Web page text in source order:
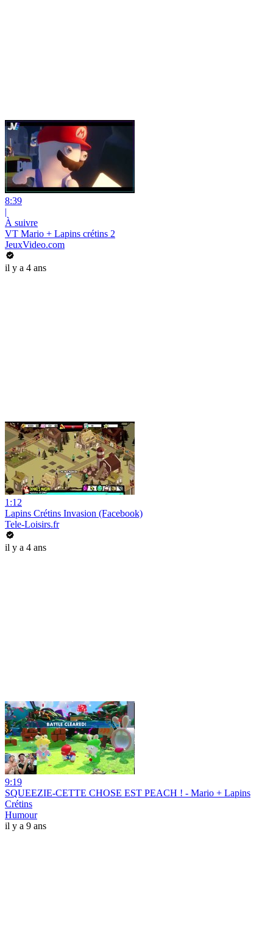
8:39
|
À suivre
VT Mario + Lapins crétins 2
JeuxVideo.com
il y a 4 ans
1:12
Lapins Crétins Invasion (Facebook)
Tele-Loisirs.fr
il y a 4 ans
9:19
SQUEEZIE-CETTE CHOSE EST PEACH ! - Mario + Lapins
Crétins
Humour
il y a 9 ans